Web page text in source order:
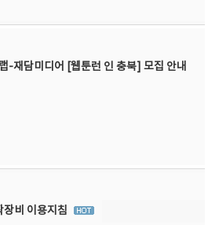
-재담미디어 [웹툰런 인 충북] 모집 안내
비 이용지침